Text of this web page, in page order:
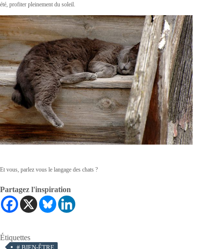
été, profiter pleinement du soleil.
Et vous, parlez vous le langage des chats ?
Partagez l'inspiration
Étiquettes
# BIEN-ÊTRE